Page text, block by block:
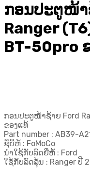
ກອນປະຕູໜ້າ
Ranger
BT-50pro
ກອນປະຕູໜ້າຊ້າຍ Ford
ຂອງແທ້
Part number : AB39-
ຊື່ຍີ່ຫໍ້ : FoMoCo
ນຳໃຊ້ກັບລົດຍີ່ຫໍ້ : Ford
ໃຊ້ກັບລົດລຸ້ນ : Ranger ປີ